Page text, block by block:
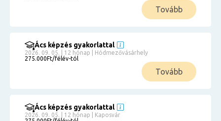
Tovább
Ács képzés gyakorlattal
2026. 09. 05. | 12 hónap | Hódmezővásárhely
275.000Ft/félév-tól
Tovább
Ács képzés gyakorlattal
2026. 09. 05. | 12 hónap | Kaposvár